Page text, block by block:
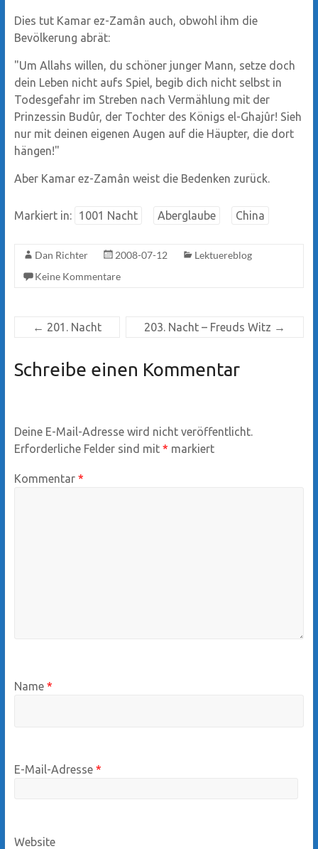
Dies tut Kamar ez-Zamân auch, obwohl ihm die
Bevölkerung abrät:
"Um Allahs willen, du schöner junger Mann, setze doch
dein Leben nicht aufs Spiel, begib dich nicht selbst in
Todesgefahr im Streben nach Vermählung mit der
Prinzessin Budûr, der Tochter des Königs el-Ghajûr! Sieh
nur mit deinen eigenen Augen auf die Häupter, die dort
hängen!"
Aber Kamar ez-Zamân weist die Bedenken zurück.
Markiert in: 1001 Nacht Aberglaube China
Dan Richter 2008-07-12
Lektuereblog
Keine Kommentare
← 201. Nacht 203. Nacht – Freuds Witz →
Schreibe einen Kommentar
Deine E-Mail-Adresse wird nicht veröffentlicht.
Erforderliche Felder sind mit * markiert
Kommentar *
Name *
E-Mail-Adresse *
Website